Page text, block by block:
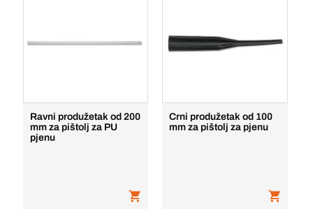
Ravni produžetak od 200
mm za pištolj za PU
pjenu
Crni produžetak od 100
mm za pištolj za pjenu